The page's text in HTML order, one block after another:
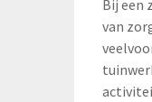
Bij een
van